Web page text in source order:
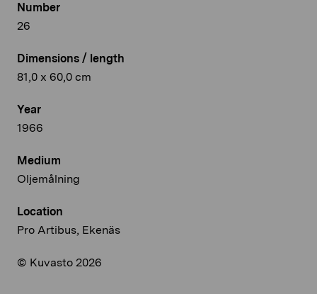
Number
26
Dimensions / length
81,0 x 60,0 cm
Year
1966
Medium
Oljemålning
Location
Pro Artibus, Ekenäs
© Kuvasto 2026